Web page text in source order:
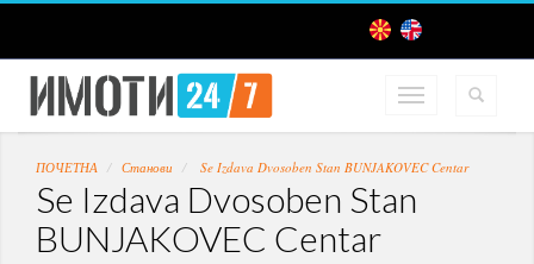
ПОЧЕТНА Станови Se Izdava Dvosoben Stan BUNJAKOVEC Centar
Se Izdava Dvosoben Stan
BUNJAKOVEC Centar